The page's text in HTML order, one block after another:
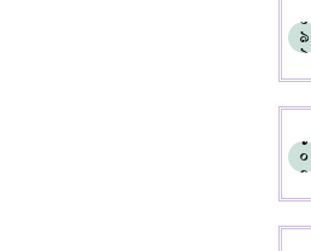
০
৯
৯
১
০
০